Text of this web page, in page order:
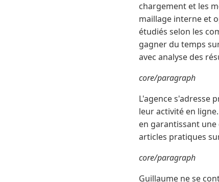
chargement et les
maillage interne et
étudiés selon les
gagner du temps
avec analyse des
core/paragraph
L'agence s'adresse
leur activité en
en garantissant
articles pratiques
core/paragraph
Guillaume ne se